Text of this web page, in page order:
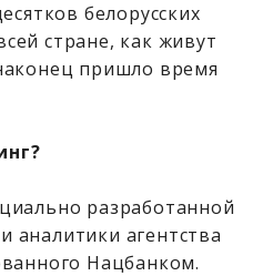
белорусских
стране, как живут
пришло время
разработанной
аналитики агентства
Нацбанком.